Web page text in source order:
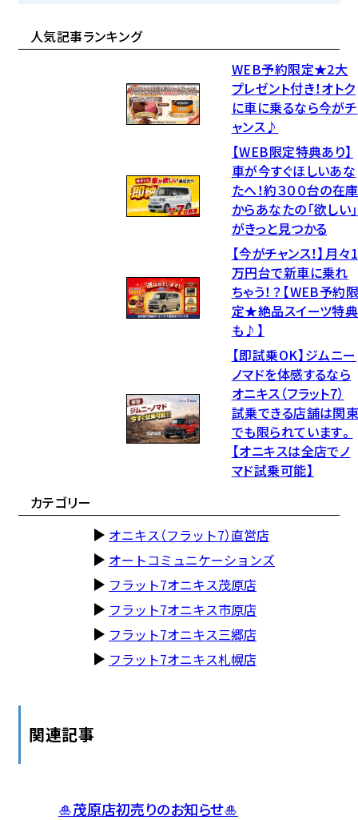
人気記事ランキング
WEB予約限定★2大
プレゼント付き！オトク
に車に乗るなら今がチ
ャンス♪
【WEB限定特典あり】
車が今すぐほしいあな
たへ！約３００台の在庫
からあなたの「欲しい」
がきっと見つかる
【今がチャンス！】月々1
万円台で新車に乗れ
ちゃう！？【WEB予約
定★絶品スイーツ特典
も♪】
【即試乗OK】ジムニー
ノマドを体感するなら
オニキス（フラット7）
試乗できる店舗は関
でも限られています。
【オニキスは全店でノ
マド試乗可能】
カテゴリー
オニキス（フラット7）直営店
オートコミュニケーションズ
フラット7オニキス茂原店
フラット7オニキス市原店
フラット7オニキス三郷店
フラット7オニキス札幌店
関連記事
フラット7オニキス茂原店
🎍茂原店初売りのお知らせ🎍